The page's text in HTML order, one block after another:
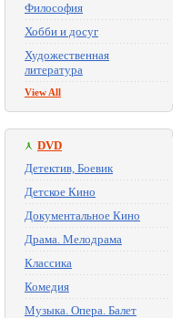
Философия
Хобби и досуг
Художественная
литература
View All
DVD
Детектив, Боевик
Детское Кино
Документальное Кино
Драма. Мелодрама
Классика
Комедия
Музыка. Опера. Балет